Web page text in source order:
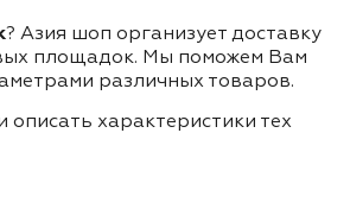
? Азия шоп организует доставку
площадок. Мы поможем Вам
различных товаров.
описать характеристики тех